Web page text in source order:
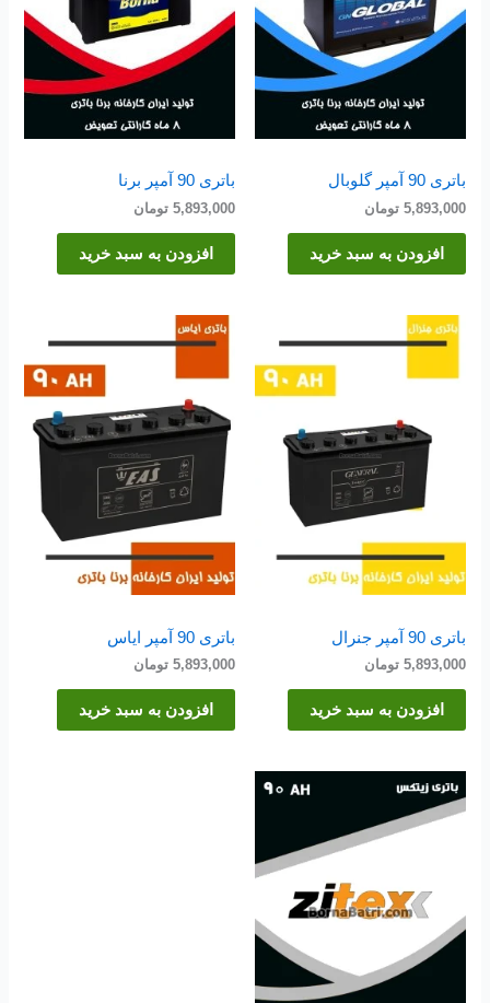
باتری 90 آمپر گلوبال
5,893,000 تومان
افزودن به سبد خرید
باتری 90 آمپر برنا
5,893,000 تومان
افزودن به سبد خرید
باتری 90 آمپر جنرال
5,893,000 تومان
افزودن به سبد خرید
باتری 90 آمپر ایاس
5,893,000 تومان
افزودن به سبد خرید